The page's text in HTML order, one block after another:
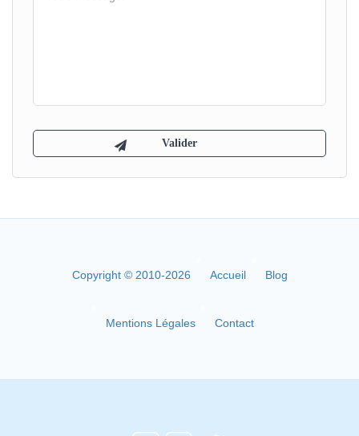
Copyright © 2010-2026 Accueil Blog
Mentions Légales Contact